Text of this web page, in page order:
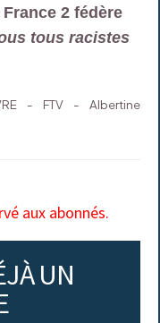
2 fédère
tous racistes
- FTV - Albertine
aux abonnés.
UN